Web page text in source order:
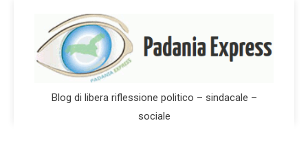
Blog di libera riflessione politico – sindacale –
sociale